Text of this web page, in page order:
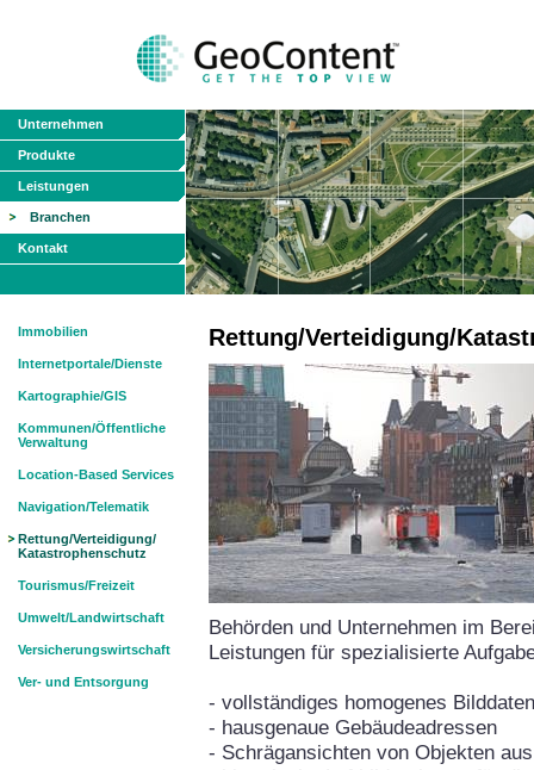
Unternehmen
Produkte
Leistungen
Branchen
Kontakt
Immobilien
Internetportale/Dienste
Kartographie/GIS
Kommunen/Öffentliche
Verwaltung
Location-Based Services
Navigation/Telematik
Rettung/Verteidigung/
Katastrophenschutz
Tourismus/Freizeit
Umwelt/Landwirtschaft
Versicherungswirtschaft
Ver- und Entsorgung
Rettung/Verteidigung/
Behörden und Unternehmen im
Leistungen für spezialisierte
- vollständiges homogenes
- hausgenaue Gebäudeadressen
- Schrägansichten von Objekten